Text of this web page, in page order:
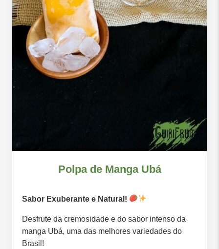
Polpa de Manga Ubá
Sabor Exuberante e Natural!
Desfrute da cremosidade e do sabor intenso da
manga Ubá, uma das melhores variedades do
Brasil!